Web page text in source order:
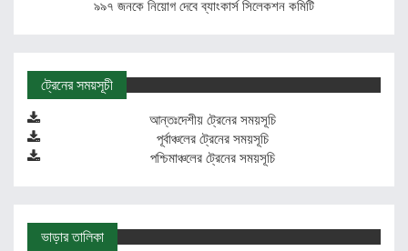
৯৯৭ জনকে নিয়োগ দেবে ব্যাংকার্স সিলেকশন কমিটি
ট্রেনের সময়সূচী
আন্তঃদেশীয় ট্রেনের সময়সূচি
পূর্বাঞ্চলের ট্রেনের সময়সূচি
পশ্চিমাঞ্চলের ট্রেনের সময়সূচি
ভাড়ার তালিকা